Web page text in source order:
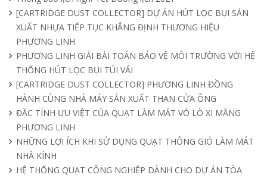
loại theo mục đích sử dụng chuẩn nhất
04/04/2025
[CARTRIDGE DUST COLLECTOR] DỰ ÁN HÚT LỌC BỤI SẢN
XUẤT NHỰA TIẾP TỤC KHẲNG ĐỊNH THƯƠNG HIỆU
PHƯƠNG LINH
PHƯƠNG LINH GIẢI BÀI TOÁN BẢO VỆ MÔI TRƯỜNG VỚI HỆ
THỐNG HÚT LỌC BỤI TÚI VẢI
[CARTRIDGE DUST COLLECTOR] PHƯƠNG LINH ĐỒNG
HÀNH CÙNG NHÀ MÁY SẢN XUẤT THAN CỬA ÔNG
ĐẶC TÍNH ƯU VIỆT CỦA QUẠT LÀM MÁT VỎ LÒ XI MĂNG
PHƯƠNG LINH
NHỮNG LỢI ÍCH KHI SỬ DỤNG QUẠT THÔNG GIÓ LÀM MÁT
NHÀ KÍNH
HỆ THỐNG QUẠT CÔNG NGHIỆP DÀNH CHO DỰ ÁN TÒA